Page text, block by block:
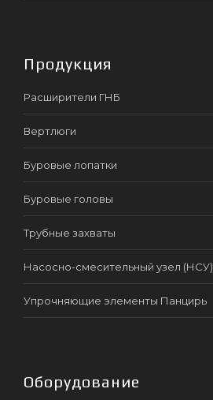
Продукция
Расширители ГНБ
Вертлюги
Буровые лопатки
Буровые головы
Трубные захваты
Насосно-смесительный узел (НСУ)
Упрочняющие элементы Панцирь
Оборудование